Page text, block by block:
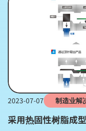
2023-07-07 制造业解
采用热固性树脂成